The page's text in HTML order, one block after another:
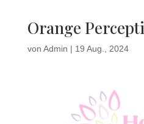
Orange
von Admin | 19 Aug., 2024